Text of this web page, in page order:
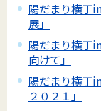
陽だまり横
展」
陽だまり横丁
向けて」
陽だまり横
２０２１」